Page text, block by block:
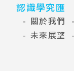
認識學究匯
關於我們
未來展望